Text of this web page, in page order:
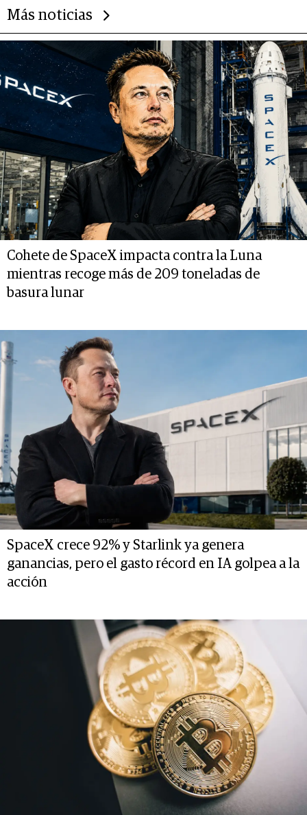
Más noticias
Cohete de SpaceX impacta contra la Luna
mientras recoge más de 209 toneladas de
basura lunar
SpaceX crece 92% y Starlink ya genera
ganancias, pero el gasto récord en IA golpea a la
acción